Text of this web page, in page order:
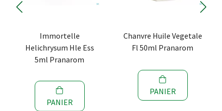
Immortelle
Helichrysum Hle Ess
5ml Pranarom
PANIER
Chanvre Huile Vegetale
Fl 50ml Pranarom
PANIER